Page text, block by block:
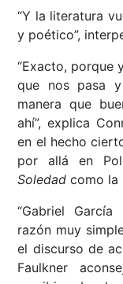
“Y la literatura
y poético”,
“Exacto, porque
que nos pasa
manera que
ahí”, explica
en el hecho
por allá en
Soledad como la
“Gabriel
razón muy
el discurso de
Faulkner